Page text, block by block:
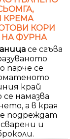
КРЕМА
КОРИ
НА ФУРНА
се сгъва
парче се
край
намазва
а в края
подреждат
и